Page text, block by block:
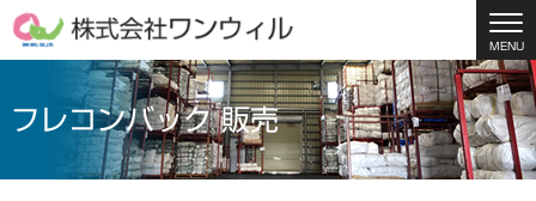
MENU
フレコンバック 販売